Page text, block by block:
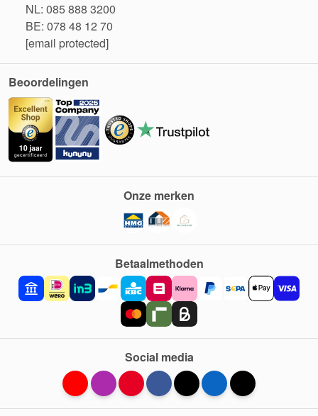
NL: 085 888 3200
BE: 078 48 12 70
[email protected]
Beoordelingen
Betaalmethoden
Onze merken
Social media